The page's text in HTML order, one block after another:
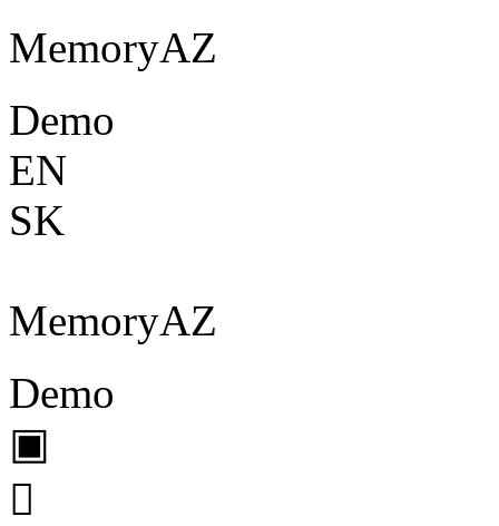
MemoryAZ
Demo
EN
SK
MemoryAZ
Demo
▣
